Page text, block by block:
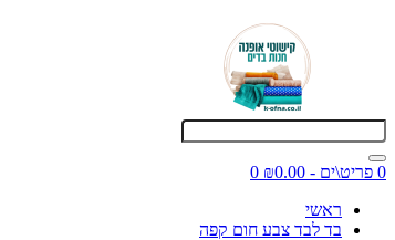
0 פריט\ים - ₪0.00
0
ראשי
בד לבד צבע חום קפה